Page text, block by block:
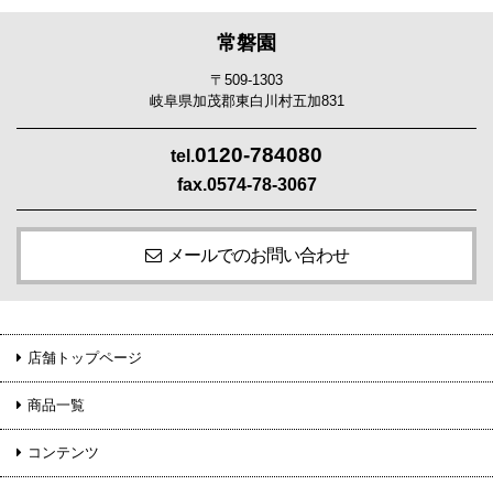
常磐園
〒509-1303
岐阜県加茂郡東白川村五加831
tel.0120-784080
fax.0574-78-3067
メールでのお問い合わせ
店舗トップページ
商品一覧
コンテンツ